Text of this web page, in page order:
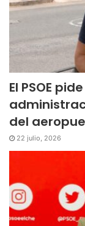
El PSOE
del
22 julio, 2026